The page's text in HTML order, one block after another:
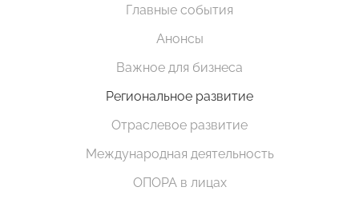
Главные события
Анонсы
Важное для бизнеса
Региональное развитие
Отраслевое развитие
Международная деятельность
ОПОРА в лицах